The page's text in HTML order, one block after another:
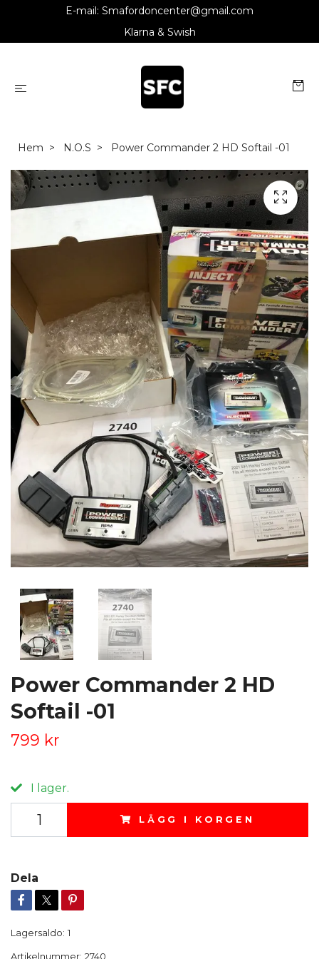
E-mail: Smafordoncenter@gmail.com
Klarna & Swish
Hem N.O.S Power Commander 2 HD Softail -01
Power Commander 2 HD
Softail -01
799 kr
I lager.
LÄGG I KORGEN
Dela
Lagersaldo: 1
Artikelnummer: 2740